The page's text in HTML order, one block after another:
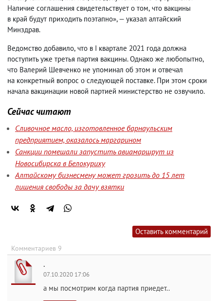
Наличие соглашения свидетельствует о том, что вакцины
в край будут приходить поэтапно», — указал алтайский
Минздрав.
Ведомство добавило, что в I квартале 2021 года должна
поступить уже третья партия вакцины. Однако же любопытно,
что Валерий Шевченко не упоминал об этом и отвечал
на конкретный вопрос о следующей поставке. При этом сроки
начала вакцинации новой партией министерство не озвучило.
Сейчас читают
Сливочное масло, изготовленное барнаульским
предприятием, оказалось маргарином
Санкции помешали запустить авиамаршрут из
Новосибирска в Белокуриху
Алтайскому бизнесмену может грозить до 15 лет
лишения свободы за дачу взятки
Оставить комментарий
Комментариев 9
.
07.10.2020 17:06
а мы посмотрим когда партия приедет..